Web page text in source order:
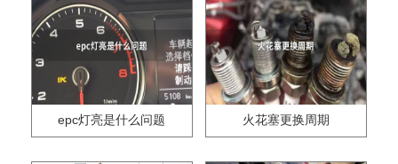
epc灯亮是什么问题 火花塞更换周期